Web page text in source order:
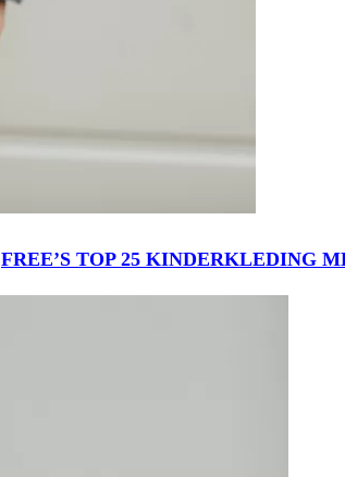
FREE’S TOP 25 KINDERKLEDING